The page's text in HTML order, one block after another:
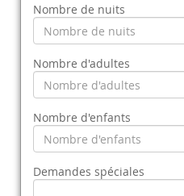
Nombre de nuits
Nombre d'adultes
Nombre d'enfants
Demandes spéciales